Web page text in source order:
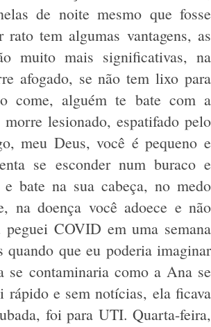
de noite mesmo que fosse
rato tem algumas vantagens, as
muito mais significativas, na
afogado, se não tem lixo para
come, alguém te bate com a
morre lesionado, espatifado pelo
meu Deus, você é pequeno e
se esconder num buraco e
bate na sua cabeça, no medo
na doença você adoece e não
peguei COVID em uma semana
quando que eu poderia imaginar
se contaminaria como a Ana se
rápido e sem notícias, ela ficava
foi para UTI. Quarta-feira,